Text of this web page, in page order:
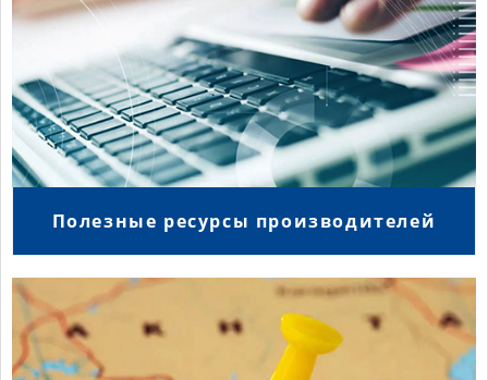
Полезные ресурсы производителей